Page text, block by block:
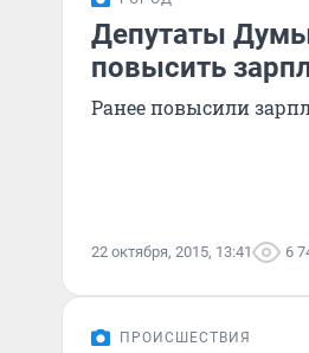
Депутаты
повысить
Ранее повысили
22 октября, 2015, 13:41 6
ПРОИСШЕСТВИЯ